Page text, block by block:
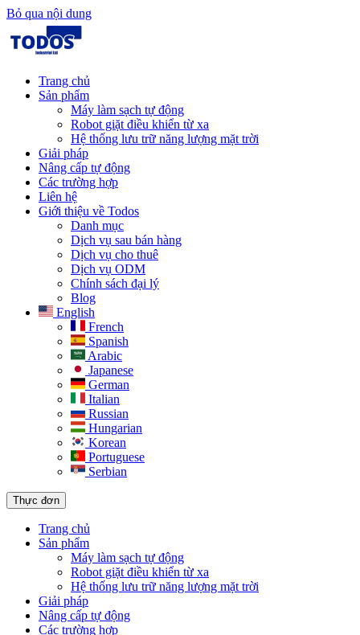
Bỏ qua nội dung
Trang chủ
Sản phẩm
Máy làm sạch tự động
Robot giặt điều khiển từ xa
Hệ thống lưu trữ năng lượng mặt trời
Giải pháp​
Nâng cấp tự động
Các trường hợp
Liên hệ
Giới thiệu về Todos
Danh mục
Dịch vụ sau bán hàng
Dịch vụ cho thuê
Dịch vụ ODM
Chính sách đại lý
Blog
English
French
Spanish
Arabic
Japanese
German
Italian
Russian
Hungarian
Korean
Portuguese
Serbian
Thực đơn
Trang chủ
Sản phẩm
Máy làm sạch tự động
Robot giặt điều khiển từ xa
Hệ thống lưu trữ năng lượng mặt trời
Giải pháp​
Nâng cấp tự động
Các trường hợp